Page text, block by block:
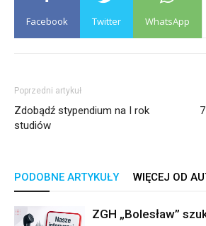
Facebook Twitter WhatsApp
Poprzedni artykuł
Zdobądź stypendium na I rok
studiów
PODOBNE ARTYKUŁY WIĘCEJ OD
ZGH „Bolesław”